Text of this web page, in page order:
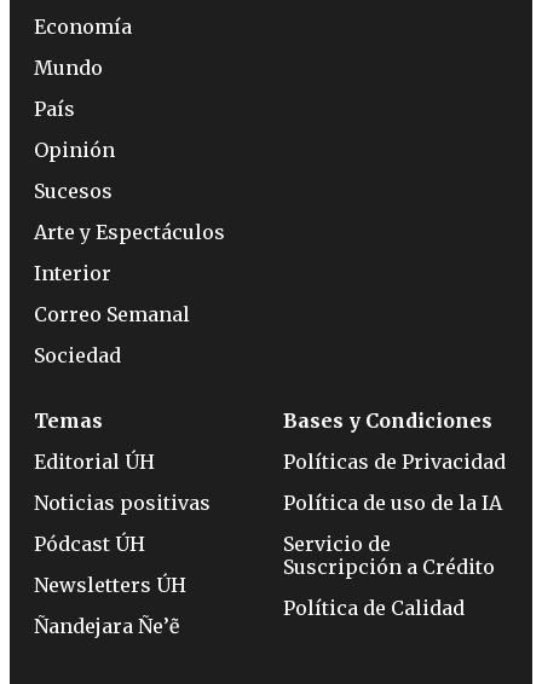
Economía
Mundo
País
Opinión
Sucesos
Arte y Espectáculos
Interior
Correo Semanal
Sociedad
Temas
Editorial ÚH
Noticias positivas
Pódcast ÚH
Newsletters ÚH
Ñandejara Ñe’ẽ
Bases y Condiciones
Políticas de Privacidad
Política de uso de la IA
Servicio de
Suscripción a Crédito
Política de Calidad